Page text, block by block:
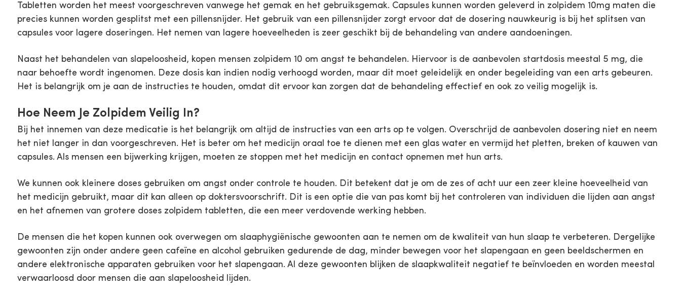
Tabletten worden het meest voorgeschreven vanwege het gemak en het gebruiksgemak. Capsules kunnen worden geleverd in zolpidem 10mg maten die
precies kunnen worden gesplitst met een pillensnijder. Het gebruik van een pillensnijder zorgt ervoor dat de dosering nauwkeurig is bij het splitsen van
capsules voor lagere doseringen. Het nemen van lagere hoeveelheden is zeer geschikt bij de behandeling van andere aandoeningen.
Naast het behandelen van slapeloosheid, kopen mensen zolpidem 10 om angst te behandelen. Hiervoor is de aanbevolen startdosis meestal 5 mg, die
naar behoefte wordt ingenomen. Deze dosis kan indien nodig verhoogd worden, maar dit moet geleidelijk en onder begeleiding van een arts gebeuren.
Het is belangrijk om je aan de instructies te houden, omdat dit ervoor kan zorgen dat de behandeling effectief en ook zo veilig mogelijk is.
Hoe Neem Je Zolpidem Veilig In?
Bij het innemen van deze medicatie is het belangrijk om altijd de instructies van een arts op te volgen. Overschrijd de aanbevolen dosering niet en neem
het niet langer in dan voorgeschreven. Het is beter om het medicijn oraal toe te dienen met een glas water en vermijd het pletten, breken of kauwen van
capsules. Als mensen een bijwerking krijgen, moeten ze stoppen met het medicijn en contact opnemen met hun arts.
We kunnen ook kleinere doses gebruiken om angst onder controle te houden. Dit betekent dat je om de zes of acht uur een zeer kleine hoeveelheid van
het medicijn gebruikt, maar dit kan alleen op doktersvoorschrift. Dit is een optie die van pas komt bij het controleren van individuen die lijden aan angst
en het afnemen van grotere doses zolpidem tabletten, die een meer verdovende werking hebben.
De mensen die het kopen kunnen ook overwegen om slaaphygiënische gewoonten aan te nemen om de kwaliteit van hun slaap te verbeteren. Dergelijke
gewoonten zijn onder andere geen cafeïne en alcohol gebruiken gedurende de dag, minder bewegen voor het slapengaan en geen beeldschermen en
andere elektronische apparaten gebruiken voor het slapengaan. Al deze gewoonten blijken de slaapkwaliteit negatief te beïnvloeden en worden meestal
verwaarloosd door mensen die aan slapeloosheid lijden.